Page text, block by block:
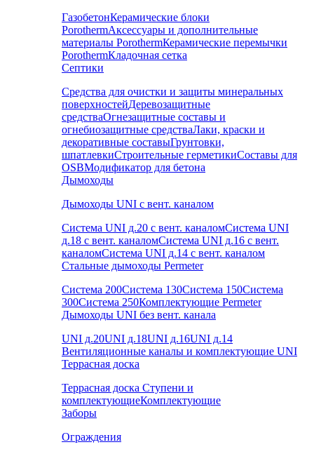
ГазобетонКерамические блоки
PorothermАксессуары и дополнительные
материалы PorothermКерамические перемычки
PorothermКладочная сетка
Септики
Средства для очистки и защиты минеральных
поверхностейДеревозащитные
средстваОгнезащитные составы и
огнебиозащитные средстваЛаки, краски и
декоративные составыГрунтовки,
шпатлевкиСтроительные герметикиСоставы для
OSBМодификатор для бетона
Дымоходы
Дымоходы UNI с вент. каналом
Система UNI д.20 с вент. каналомСистема UNI
д.18 с вент. каналомСистема UNI д.16 с вент.
каналомСистема UNI д.14 с вент. каналом
Стальные дымоходы Permeter
Система 200Система 130Система 150Система
300Система 250Комплектующие Permeter
Дымоходы UNI без вент. канала
UNI д.20UNI д.18UNI д.16UNI д.14
Вентиляционные каналы и комплектующие UNI
Террасная доска
Террасная доска Ступени и
комплектующиеКомплектующие
Заборы
Ограждения